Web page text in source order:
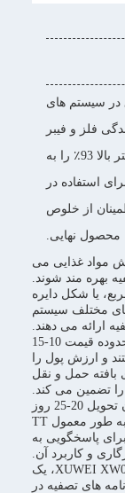
در سیستم های
فلز و فیبر
است ، به آن امکان می دهد تا کارایی فیلتر بالا 93٪ را به
استفاده در
از خلوص
محصول نهایی.
مواد غذایی می
بهره مند شوند.
یا شکل دایره
مختلف سیستم
ارائه می دهند.
با حداقل مقدار سفارش 200 کیلوگرم و محدوده قیمت 10-15
و ارزش پول را
بافته حمل و نقل
تضمین می کند.
مشتریان می توانند انتظار داشته باشند که زمان تحویل 20-25 روز
برای سفارشات خود، با شرایط پرداخت به طور معمول TT
پاسخگویی به
و کاربرد آن.
به طور کلی، بغل سیم پیچیده، مانند مدل XUWEI XW007، یک
های تصفیه در